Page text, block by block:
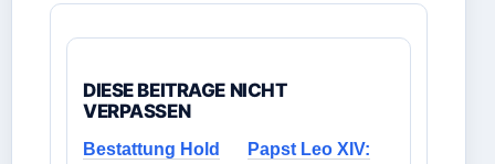
DIESE BEITRAGE NICHT
VERPASSEN
Bestattung Hold
Papst Leo XIV: